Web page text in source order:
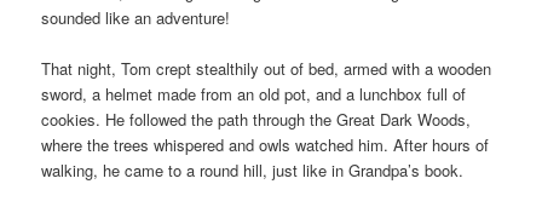
sounded like an adventure!
That night, Tom crept stealthily out of bed, armed with a wooden
sword, a helmet made from an old pot, and a lunchbox full of
cookies. He followed the path through the Great Dark Woods,
where the trees whispered and owls watched him. After hours of
walking, he came to a round hill, just like in Grandpa’s book.